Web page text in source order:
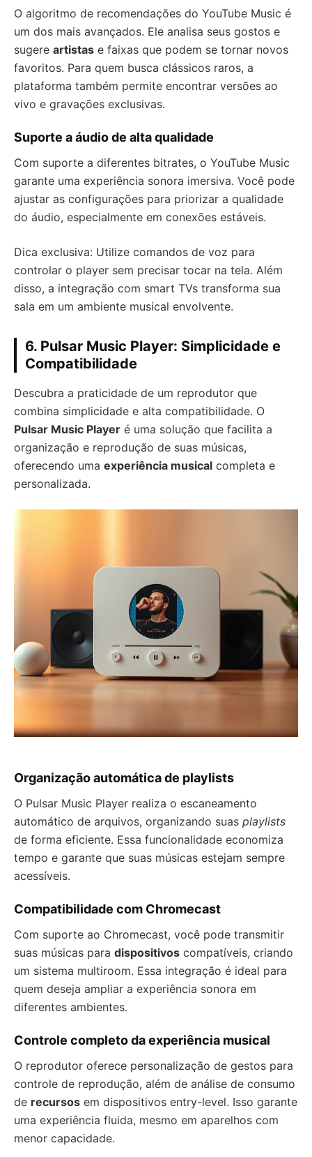
O algoritmo de recomendações do YouTube Music é
um dos mais avançados. Ele analisa seus gostos e
sugere artistas e faixas que podem se tornar novos
favoritos. Para quem busca clássicos raros, a
plataforma também permite encontrar versões ao
vivo e gravações exclusivas.
Suporte a áudio de alta qualidade
Com suporte a diferentes bitrates, o YouTube Music
garante uma experiência sonora imersiva. Você pode
ajustar as configurações para priorizar a qualidade
do áudio, especialmente em conexões estáveis.
Dica exclusiva: Utilize comandos de voz para
controlar o player sem precisar tocar na tela. Além
disso, a integração com smart TVs transforma sua
sala em um ambiente musical envolvente.
6. Pulsar Music Player: Simplicidade e
Compatibilidade
Descubra a praticidade de um reprodutor que
combina simplicidade e alta compatibilidade. O
Pulsar Music Player é uma solução que facilita a
organização e reprodução de suas músicas,
oferecendo uma experiência musical completa e
personalizada.
Organização automática de playlists
O Pulsar Music Player realiza o escaneamento
automático de arquivos, organizando suas playlists
de forma eficiente. Essa funcionalidade economiza
tempo e garante que suas músicas estejam sempre
acessíveis.
Compatibilidade com Chromecast
Com suporte ao Chromecast, você pode transmitir
suas músicas para dispositivos compatíveis, criando
um sistema multiroom. Essa integração é ideal para
quem deseja ampliar a experiência sonora em
diferentes ambientes.
Controle completo da experiência musical
O reprodutor oferece personalização de gestos para
controle de reprodução, além de análise de consumo
de recursos em dispositivos entry-level. Isso garante
uma experiência fluida, mesmo em aparelhos com
menor capacidade.